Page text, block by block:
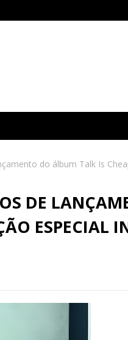
do álbum Talk Is
DE
ESPECIAL